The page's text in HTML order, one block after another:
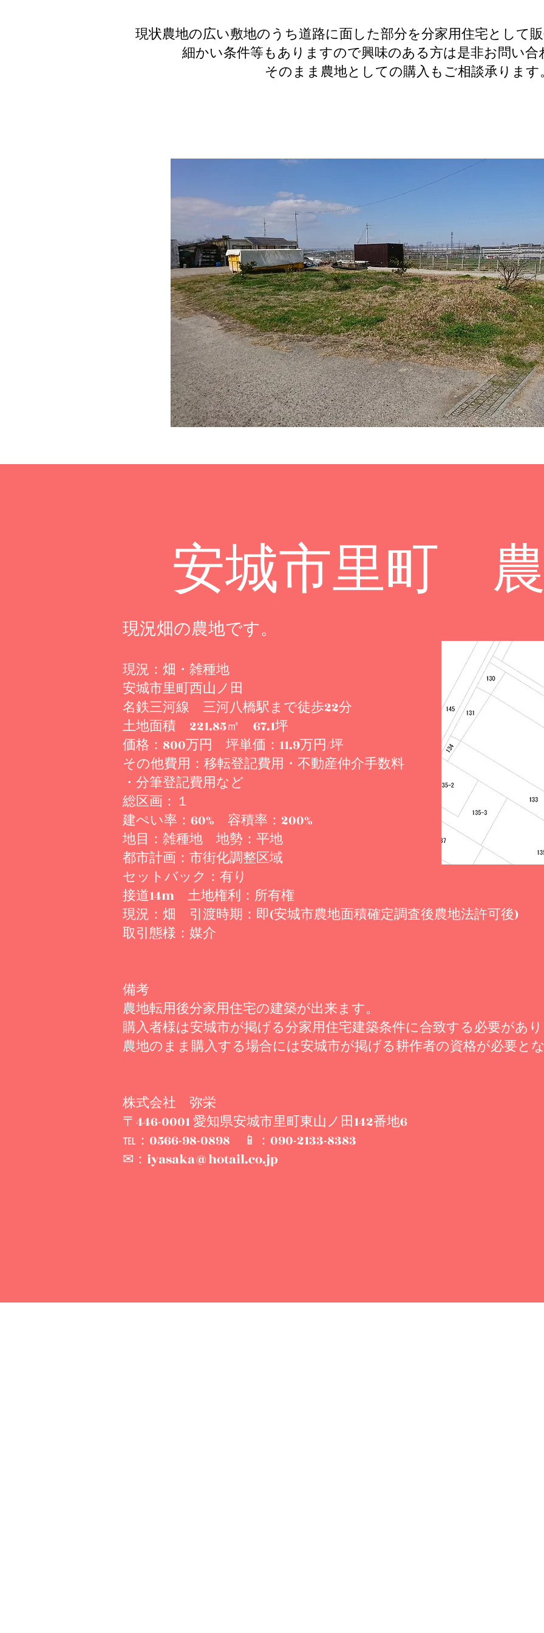
現状農地の広い敷地のうち道路に面した部分を分家用住宅として
細かい条件等もありますので興味のある方は是非お問い
そのまま農地としての購入もご相談承ります
安城市里町
​現況畑の農地です。
現況：畑・雑種地
安城市里町西山ノ田
名鉄三河線 三河八橋駅まで徒歩22分
土地面積 221.85㎡ 67.1坪
価格：800万円 坪単価：11.9万円/坪
その他費用：移転登記費用・不動産仲介手数料
・分筆登記費用など
総区画：１
建ぺい率：60% 容積率：200%
地目：雑種地 地勢：平地
都市計画：市街化調整区域
セットバック：有り
接道14m 土地権利：所有権
現況：畑 引渡時期：即(安城市農地面積確定調査後農地法許可後)
取引態様：媒介
備考
農地転用後分家用住宅の建築が出来ます。
購入者様は安城市が掲げる分家用住宅建築条件に合致する必要があ
農地のまま購入する場合には安城市が掲げる耕作者の資格が必要と
株式会社 弥栄
〒446-0001 愛知県安城市里町東山ノ田142番地6
℡：0566-98-0898 📱：090-2133-8383
✉： iyasaka@hotail.co.jp